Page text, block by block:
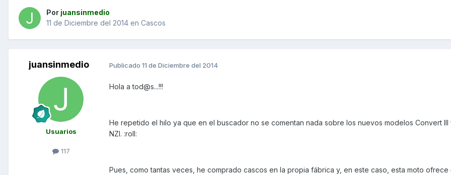
Por juansinmedio
11 de Diciembre del 2014 en Cascos
juansinmedio
Usuarios
117
Publicado 11 de Diciembre del 2014
Hola a tod@s...!!!
He repetido el hilo ya que en el buscador no se comentan nada sobre los nuevos modelos Convert III
NZI. :roll:
Pues, como tantas veces, he comprado cascos en la propia fábrica y, en este caso, esta moto ofrece